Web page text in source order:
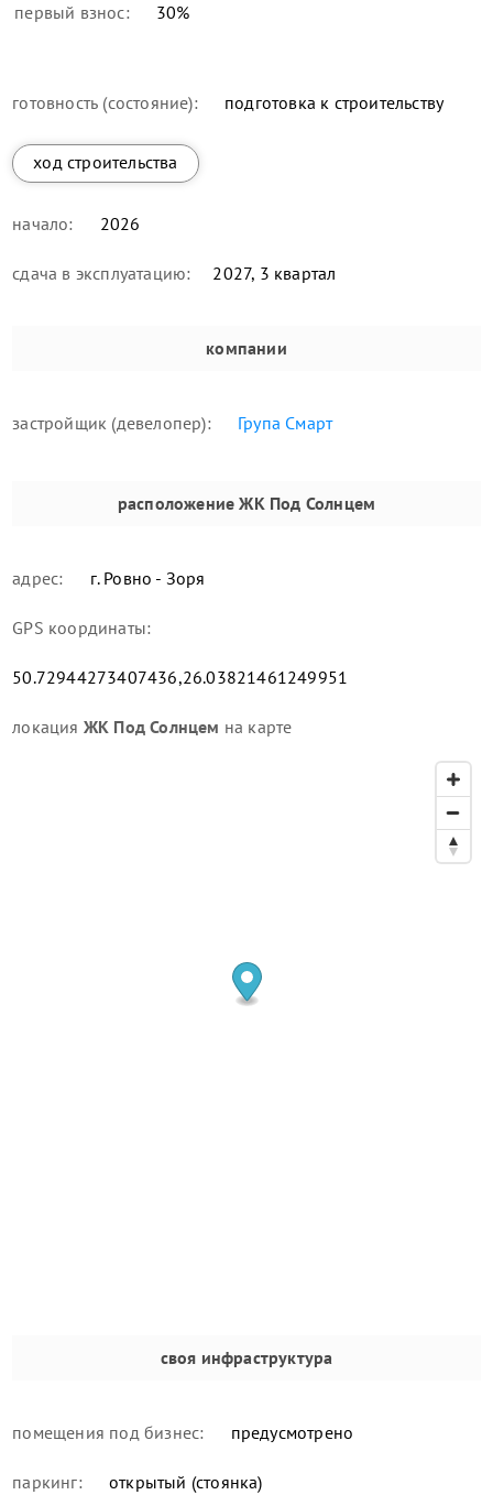
первый взнос: 30%
готовность (состояние): подготовка к строительству
ход строительства
начало: 2026
сдача в эксплуатацию: 2027, 3 квартал
компании
застройщик (девелопер): Група Смарт
расположение ЖК Под Солнцем
адрес: г. Ровно - Зоря
GPS координаты:
50.72944273407436,26.03821461249951
локация ЖК Под Солнцем на карте
своя инфраструктура
помещения под бизнес: предусмотрено
паркинг: открытый (стоянка)